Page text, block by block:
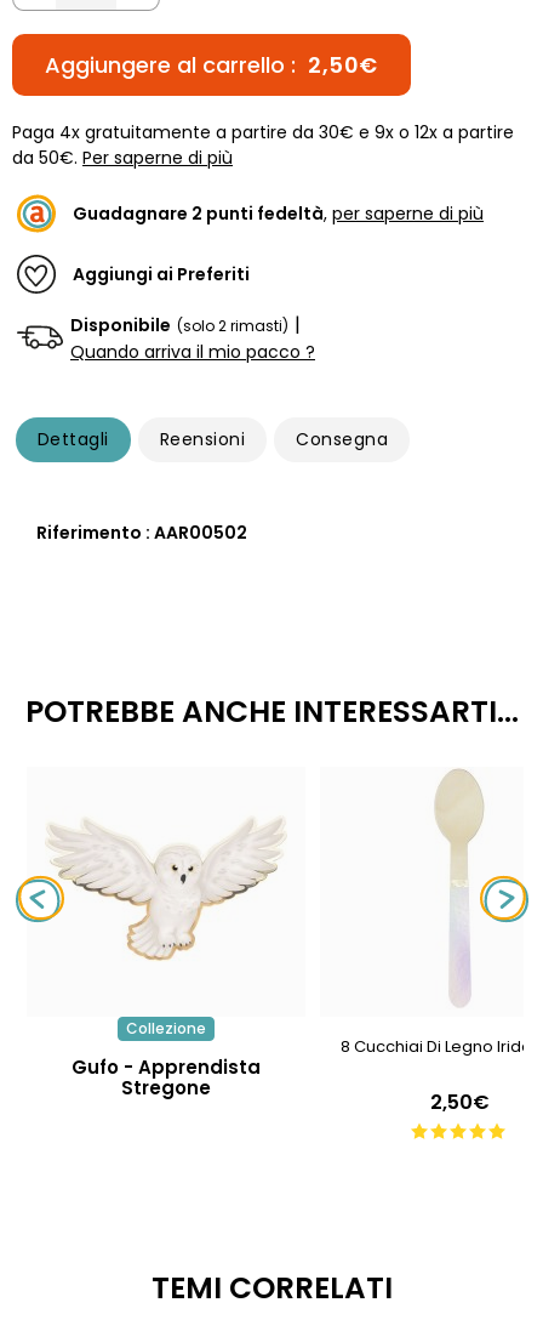
Aggiungere al carrello : 2,50€
Paga 4x gratuitamente a partire da 30€ e 9x o 12x a partire
da 50€. Per saperne di più
Guadagnare 2 punti fedeltà, per saperne di più
Aggiungi ai Preferiti
Disponibile (solo 2 rimasti) |
Quando arriva il mio pacco ?
Dettagli Reensioni Consegna
Riferimento : AAR00502
POTREBBE ANCHE INTERESSARTI...
Collezione
Gufo - Apprendista
Stregone
8 Cucchiai Di Legno
2,50€
TEMI CORRELATI